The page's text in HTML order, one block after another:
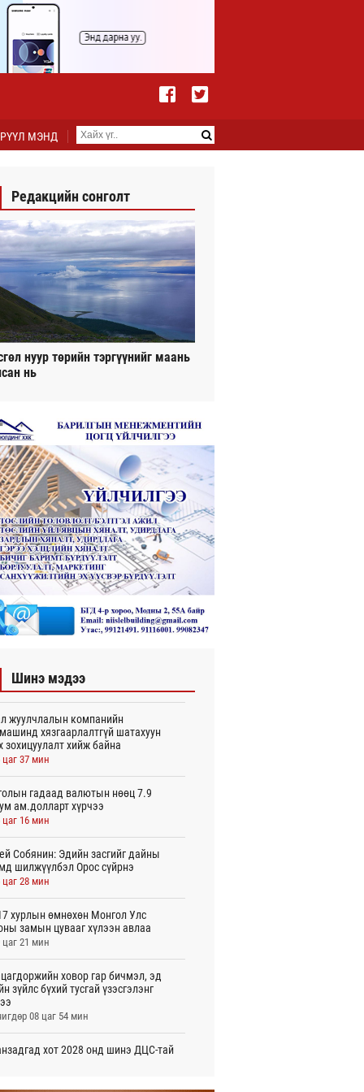
МЭНД
Редакцийн сонголт
нуур төрийн тэргүүнийг маань
нь
Шинэ мэдээ
жуулчлалын компанийн
хязгаарлалтгүй шатахуун
зохицуулалт хийж байна
цаг 37 мин
гадаад валютын нөөц 7.9
ам.долларт хүрчээ
цаг 16 мин
Собянин: Эдийн засгийг дайны
шилжүүлбэл Орос сүйрнэ
цаг 28 мин
хурлын өмнөхөн Монгол Улс
замын цувааг хүлээн авлаа
цаг 21 мин
ховор гар бичмэл, эд
зүйлс бүхий тусгай үзэсгэлэнг
08 цаг 54 мин
хот 2028 онд шинэ ДЦС-тай